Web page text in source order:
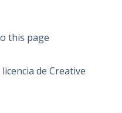
licencia de Creative